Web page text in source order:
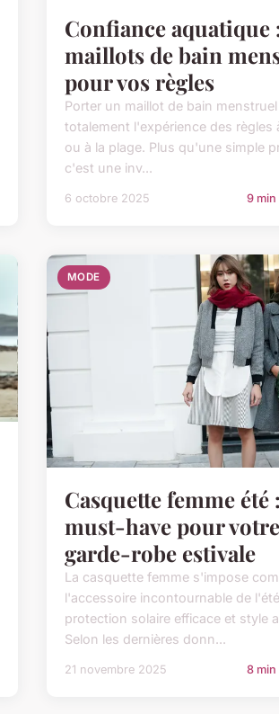
Confiance aquatique
maillots de bain
pour vos règles
Porter un maillot de bain
totalement l'expérience des règles
ou à la plage. Plus qu'une simple
c'est une inv...
6 octobre 2025 9
MODE
Casquette femme été
must-have pour votre
garde-robe estivale
La casquette femme s'impose
l'accessoire incontournable de
protection solaire efficace et style
Selon les dernières donn...
21 novembre 2025 8